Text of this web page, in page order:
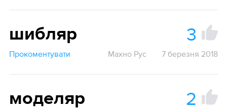
шибляр 3
Прокоментувати Махно Рус 7 березня 2018
моделяр 2